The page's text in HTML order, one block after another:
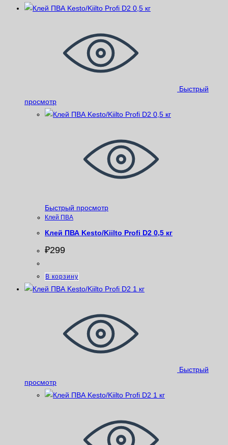
Быстрый
просмотр
Быстрый просмотр
Клей ПВА
Клей ПВА Kesto/Kiilto Profi D2 0,5 кг
₽299
В корзину
Быстрый
просмотр